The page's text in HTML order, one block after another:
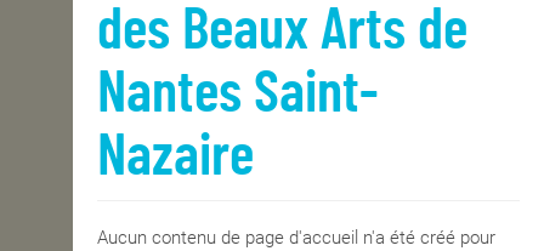
ENSEIGNEMENT
INTERNATIONAL
des Beaux Arts de
Nantes Saint-
Nazaire
Aucun contenu de page d'accueil n'a été créé pour